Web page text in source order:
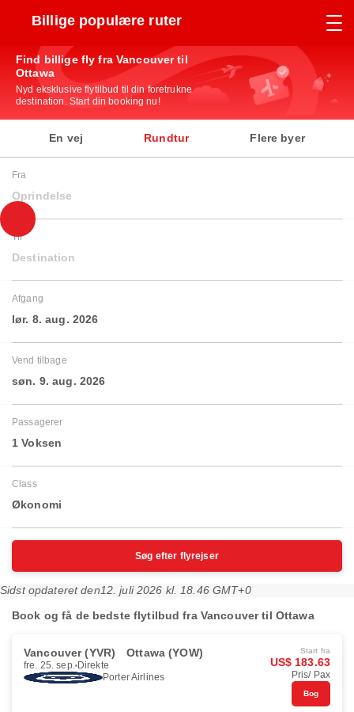
Billige populære ruter
Find billige fly fra Vancouver til
Ottawa
Nyd eksklusive flytilbud til din foretrukne
destination. Start din booking nu!
En vej Rundtur Flere byer
Fra
Oprindelse
Til
Destination
Afgang
lør. 8. aug. 2026
Vend tilbage
søn. 9. aug. 2026
Passagerer
1 Voksen
Class
Økonomi
Søg efter flyrejser
Sidst opdateret den12. juli 2026 kl. 18.46 GMT+0
Book og få de bedste flytilbud fra Vancouver til Ottawa
Vancouver (YVR) Ottawa (YOW)
fre. 25. sep. Direkte
Porter Airlines
Start fra
US$ 183.63
Pris/ Pax
Bog